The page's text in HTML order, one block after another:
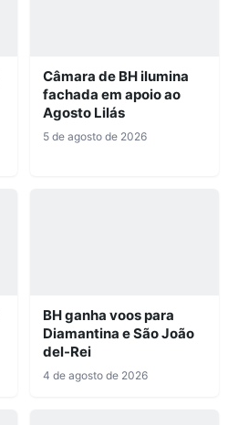
Câmara de BH ilumina
fachada em apoio ao
Agosto Lilás
5 de agosto de 2026
BH ganha voos para
Diamantina e São João
del-Rei
4 de agosto de 2026